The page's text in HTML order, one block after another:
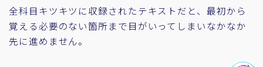
全科目キツキツに収録されたテキストだと、最初から
覚える必要のない箇所まで目がいってしまいなかなか
先に進めません。